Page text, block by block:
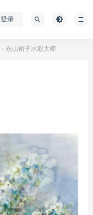
登录
> 永山裕子水彩大师